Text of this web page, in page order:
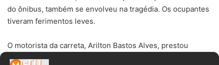
do ônibus, também se envolveu na tragédia. Os ocupantes
tiveram ferimentos leves.
O motorista da carreta, Arilton Bastos Alves, prestou
depoimento à Polícia Civil na segunda-feira, 23. Após mais